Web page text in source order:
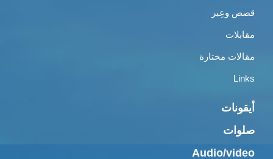
قصص وعِبر
مقابلات
مقالات مختارة
Links
أيقونات
صلوات
Audio/video